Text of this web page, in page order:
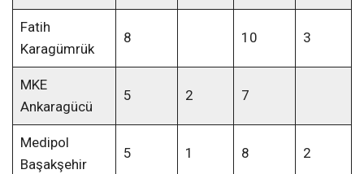
Fatih
Karagümrük
8 10 3
MKE
Ankaragücü
5 2 7
Medipol
Başakşehir
5 1 8 2